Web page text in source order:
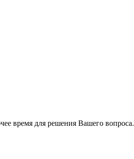
время для решения Вашего вопроса.